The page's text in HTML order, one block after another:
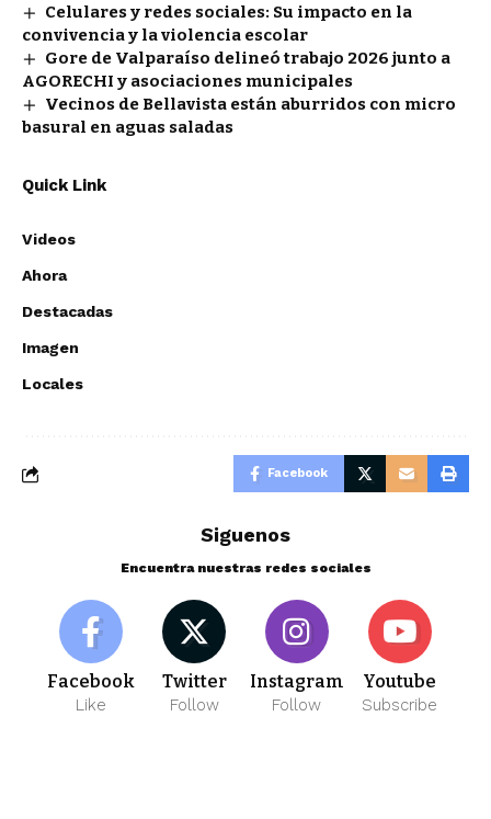
Celulares y redes sociales: Su impacto en la
convivencia y la violencia escolar
Gore de Valparaíso delineó trabajo 2026 junto a
AGORECHI y asociaciones municipales
Vecinos de Bellavista están aburridos con micro
basural en aguas saladas
Quick Link
Videos
Ahora
Destacadas
Imagen
Locales
Facebook
Siguenos
Encuentra nuestras redes sociales
Facebook
Like
Twitter
Follow
Instagram
Follow
Youtube
Subscribe